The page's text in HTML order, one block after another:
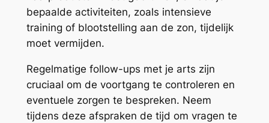
bepaalde activiteiten, zoals intensieve
training of blootstelling aan de zon, tijdelijk
moet vermijden.
Regelmatige follow-ups met je arts zijn
cruciaal om de voortgang te controleren en
eventuele zorgen te bespreken. Neem
tijdens deze afspraken de tijd om vragen te